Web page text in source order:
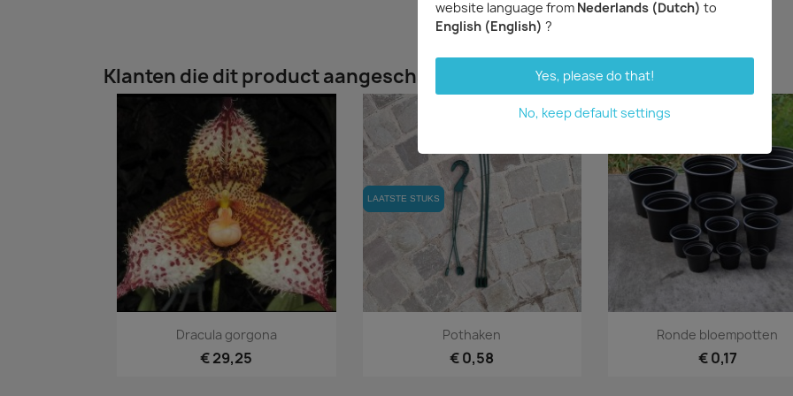
Klanten die dit product aangeschaft hebben kochten ook...
Snel bekijken
Dracula gorgona
€ 29,25
LAATSTE STUKS
LAATSTE STUKS
Snel bekijken
Pothaken
€ 0,58
Snel bekijken
Ronde bloempotten
€ 0,17
website language from Nederlands (Dutch) to
English (English) ?
Yes, please do that!
No, keep default settings